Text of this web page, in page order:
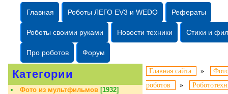
Главная Роботы ЛЕГО EV3 и WEDO Рефераты
Роботы своими руками Новости техники Стихи и
Про роботов Форум
Категории
Фото из мультфильмов [1932]
Главная сайта »
роботов
»